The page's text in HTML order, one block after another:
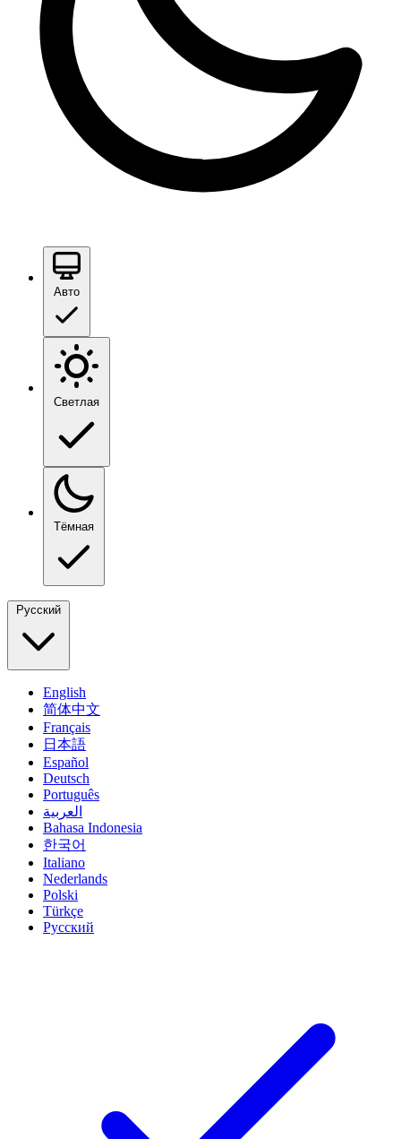
Авто
Светлая
Тёмная
Русский
English
简体中文
Français
日本語
Español
Deutsch
Português
العربية
Bahasa Indonesia
한국어
Italiano
Nederlands
Polski
Türkçe
Русский